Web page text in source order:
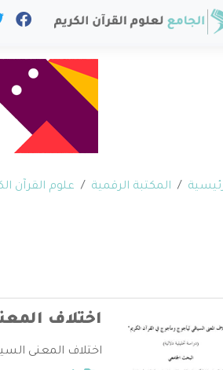
المكتبة الرقمية علوم القرآن
اختلاف
اختلاف المعنى